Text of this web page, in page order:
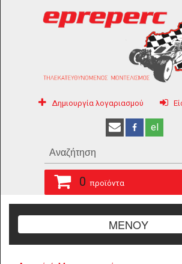
Δημιουργία λογαριασμού
el
0 προϊόντα
ΜΕΝΟΥ